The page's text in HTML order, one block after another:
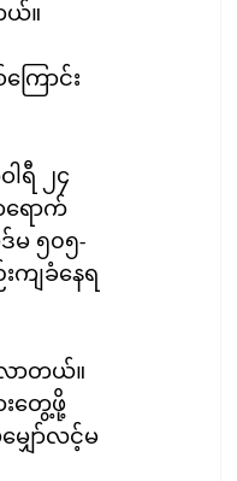
ယ်။
ြောင်း
ရီ ၂၄
ရောက်
မ ၅၀၅-
ကျခံနေရ
လာတယ်။
တွေ့ဖို့
ော်လင့်မ